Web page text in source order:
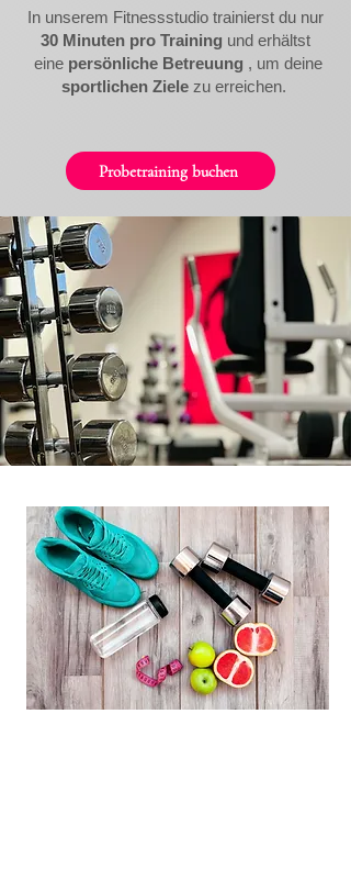
In unserem Fitnessstudio trainierst du nur
30 Minuten pro Training und erhältst
eine persönliche Betreuung , um deine
sportlichen Ziele zu erreichen.
Probetraining buchen